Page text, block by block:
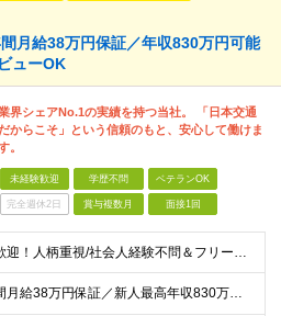
月給38万円保証／年収830万円可能
ューOK
界シェアNo.1の実績を持つ当社。 「日本交通
からこそ」という信頼のもと、安心して働けま
。
未経験歓迎 学歴不問 ベテランOK
完全週休2日 賞与複数月 面接1回
未経験歓迎！人柄重視/社会人経験不問＆フリーターもOK ■普通自動車免許（AT限定可）を取得して1年以上経過している方 ※前職・学歴・ブランク・転職回数などは一切不問です。 <2種免許取得代は全額
【半年間月給38万円保証／新人最高年収830万円／賞与年2回／給料控除を100%撤廃】 6ヶ月間、月給38万円保証＋歩合給＋賞与年2回（川崎／保土ヶ谷／戸塚） ◆保証額を超える売上時は上乗せした給与